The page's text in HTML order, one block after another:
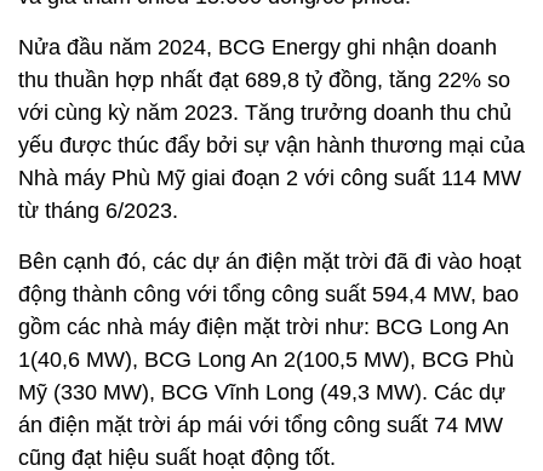
Nửa đầu năm 2024, BCG Energy ghi nhận doanh
thu thuần hợp nhất đạt 689,8 tỷ đồng, tăng 22% so
với cùng kỳ năm 2023. Tăng trưởng doanh thu chủ
yếu được thúc đẩy bởi sự vận hành thương mại của
Nhà máy Phù Mỹ giai đoạn 2 với công suất 114 MW
từ tháng 6/2023.
Bên cạnh đó, các dự án điện mặt trời đã đi vào hoạt
động thành công với tổng công suất 594,4 MW, bao
gồm các nhà máy điện mặt trời như: BCG Long An
1(40,6 MW), BCG Long An 2(100,5 MW), BCG Phù
Mỹ (330 MW), BCG Vĩnh Long (49,3 MW). Các dự
án điện mặt trời áp mái với tổng công suất 74 MW
cũng đạt hiệu suất hoạt động tốt.